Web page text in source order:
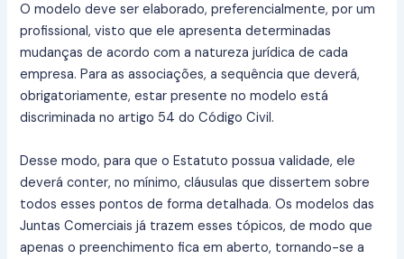
O modelo deve ser elaborado, preferencialmente, por um
profissional, visto que ele apresenta determinadas
mudanças de acordo com a natureza jurídica de cada
empresa. Para as associações, a sequência que deverá,
obrigatoriamente, estar presente no modelo está
discriminada no artigo 54 do Código Civil.
Desse modo, para que o Estatuto possua validade, ele
deverá conter, no mínimo, cláusulas que dissertem sobre
todos esses pontos de forma detalhada. Os modelos das
Juntas Comerciais já trazem esses tópicos, de modo que
apenas o preenchimento fica em aberto, tornando-se a